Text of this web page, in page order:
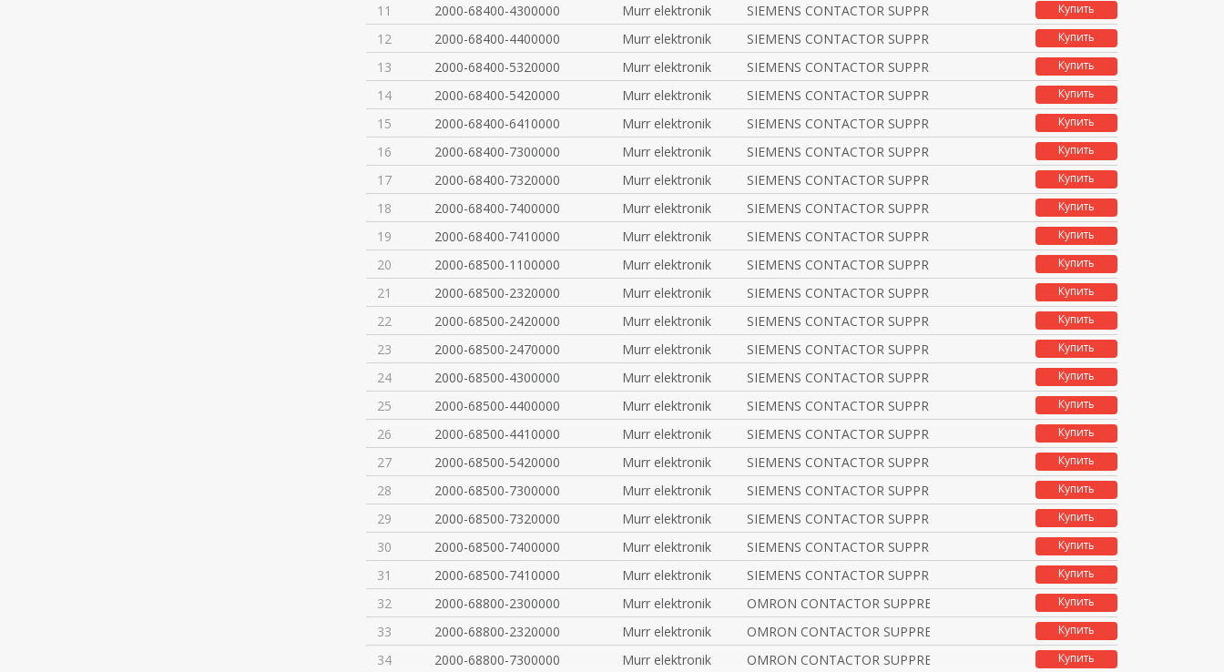
11 2000-68400-4300000 Murr elektronik SIEMENS CONTACTOR SUPPRESSOR R Купить
12 2000-68400-4400000 Murr elektronik SIEMENS CONTACTOR SUPPRESSOR V Купить
13 2000-68400-5320000 Murr elektronik SIEMENS CONTACTOR SUPPRESSOR R Купить
14 2000-68400-5420000 Murr elektronik SIEMENS CONTACTOR SUPPRESSOR V Купить
15 2000-68400-6410000 Murr elektronik SIEMENS CONTACTOR SUPPRESSOR V Купить
16 2000-68400-7300000 Murr elektronik SIEMENS CONTACTOR SUPPRESSOR R Купить
17 2000-68400-7320000 Murr elektronik SIEMENS CONTACTOR SUPPRESSOR R Купить
18 2000-68400-7400000 Murr elektronik SIEMENS CONTACTOR SUPPRESSOR V Купить
19 2000-68400-7410000 Murr elektronik SIEMENS CONTACTOR SUPPRESSOR V Купить
20 2000-68500-1100000 Murr elektronik SIEMENS CONTACTOR SUPPRESSOR D Купить
21 2000-68500-2320000 Murr elektronik SIEMENS CONTACTOR SUPPRESSOR R Купить
22 2000-68500-2420000 Murr elektronik SIEMENS CONTACTOR SUPPRESSOR V Купить
23 2000-68500-2470000 Murr elektronik SIEMENS CONTACTOR SUPPRESSOR V Купить
24 2000-68500-4300000 Murr elektronik SIEMENS CONTACTOR SUPPRESSOR R Купить
25 2000-68500-4400000 Murr elektronik SIEMENS CONTACTOR SUPPRESSOR V Купить
26 2000-68500-4410000 Murr elektronik SIEMENS CONTACTOR SUPPRESSOR V Купить
27 2000-68500-5420000 Murr elektronik SIEMENS CONTACTOR SUPPRESSOR V Купить
28 2000-68500-7300000 Murr elektronik SIEMENS CONTACTOR SUPPRESSOR R Купить
29 2000-68500-7320000 Murr elektronik SIEMENS CONTACTOR SUPPRESSOR R Купить
30 2000-68500-7400000 Murr elektronik SIEMENS CONTACTOR SUPPRESSOR V Купить
31 2000-68500-7410000 Murr elektronik SIEMENS CONTACTOR SUPPRESSOR V Купить
32 2000-68800-2300000 Murr elektronik OMRON CONTACTOR SUPPRESSOR RC, Купить
33 2000-68800-2320000 Murr elektronik OMRON CONTACTOR SUPPRESSOR RC, Купить
34 2000-68800-7300000 Murr elektronik OMRON CONTACTOR SUPPRESSOR RC, Купить